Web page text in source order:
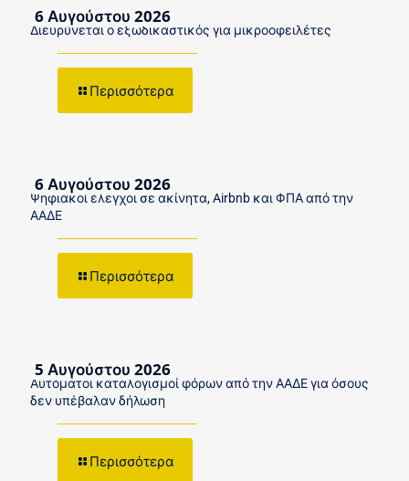
6 Αυγούστου 2026
Διευρύνεται ο εξωδικαστικός για μικροοφειλέτες
Περισσότερα
6 Αυγούστου 2026
Ψηφιακοί έλεγχοι σε ακίνητα, Airbnb και ΦΠΑ από την
ΑΑΔΕ
Περισσότερα
5 Αυγούστου 2026
Αυτόματοι καταλογισμοί φόρων από την ΑΑΔΕ για όσους
δεν υπέβαλαν δήλωση
Περισσότερα